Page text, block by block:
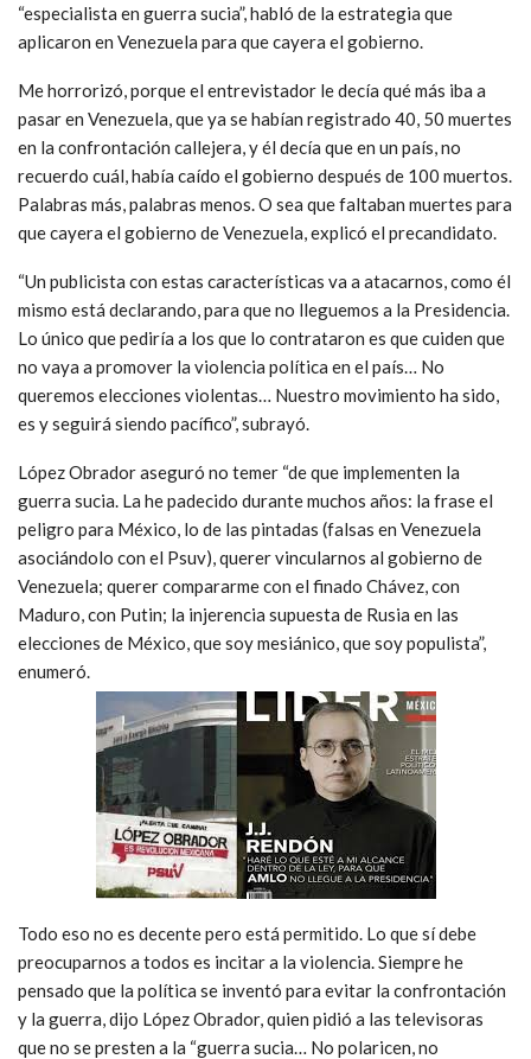
“especialista en guerra sucia”, habló de la estrategia que
aplicaron en Venezuela para que cayera el gobierno.
Me horrorizó, porque el entrevistador le decía qué más iba a
pasar en Venezuela, que ya se habían registrado 40, 50 muertes
en la confrontación callejera, y él decía que en un país, no
recuerdo cuál, había caído el gobierno después de 100 muertos.
Palabras más, palabras menos. O sea que faltaban muertes para
que cayera el gobierno de Venezuela, explicó el precandidato.
“Un publicista con estas características va a atacarnos, como él
mismo está declarando, para que no lleguemos a la Presidencia.
Lo único que pediría a los que lo contrataron es que cuiden que
no vaya a promover la violencia política en el país… No
queremos elecciones violentas… Nuestro movimiento ha sido,
es y seguirá siendo pacífico”, subrayó.
López Obrador aseguró no temer “de que implementen la
guerra sucia. La he padecido durante muchos años: la frase el
peligro para México, lo de las pintadas (falsas en Venezuela
asociándolo con el Psuv), querer vincularnos al gobierno de
Venezuela; querer compararme con el finado Chávez, con
Maduro, con Putin; la injerencia supuesta de Rusia en las
elecciones de México, que soy mesiánico, que soy populista”,
enumeró.
Todo eso no es decente pero está permitido. Lo que sí debe
preocuparnos a todos es incitar a la violencia. Siempre he
pensado que la política se inventó para evitar la confrontación
y la guerra, dijo López Obrador, quien pidió a las televisoras
que no se presten a la “guerra sucia… No polaricen, no